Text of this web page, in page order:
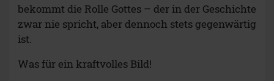
bekommt die Rolle Gottes – der in der Geschichte
zwar nie spricht, aber dennoch stets gegenwärtig
ist.
Was für ein kraftvolles Bild!